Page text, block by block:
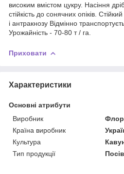
високим вмістом цукру. Насіння
стійкість до сонячних опіків.
і антракнозу Відмінно
Урожайність - 70-80 т / га.
Приховати
Характеристики
Основні атрибути
Виробник
Країна виробник
Культура
Тип продукції